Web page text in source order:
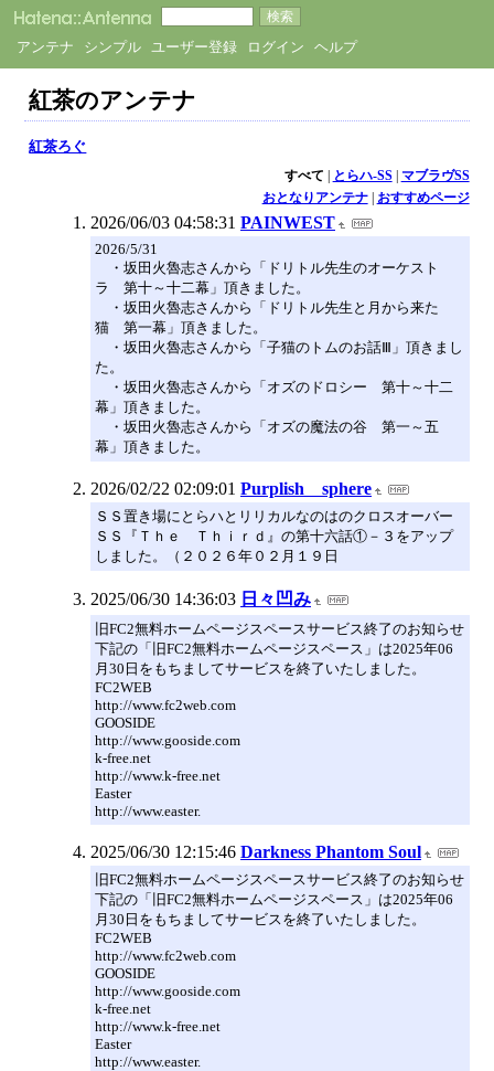
アンテナ シンプル ユーザー登録 ログイン ヘルプ
紅茶のアンテナ
紅茶ろぐ
すべて | とらハ-SS| マブラヴSS
おとなりアンテナ| おすすめページ
2026/06/03 04:58:31 PAINWEST
2026/5/31
・坂田火魯志さんから「ドリトル先生のオーケスト
ラ 第十～十二幕」頂きました。
・坂田火魯志さんから「ドリトル先生と月から来た
猫 第一幕」頂きました。
・坂田火魯志さんから「子猫のトムのお話Ⅲ」頂きまし
た。
・坂田火魯志さんから「オズのドロシー 第十～十二
幕」頂きました。
・坂田火魯志さんから「オズの魔法の谷 第一～五
幕」頂きました。
2026/02/22 02:09:01 Purplish sphere
ＳＳ置き場にとらハとリリカルなのはのクロスオーバー
ＳＳ『Ｔｈｅ Ｔｈｉｒｄ』の第十六話①－３をアップ
しました。（２０２６年０２月１９日
2025/06/30 14:36:03 日々凹み
旧FC2無料ホームページスペースサービス終了のお知らせ
下記の「旧FC2無料ホームページスペース」は2025年06
月30日をもちましてサービスを終了いたしました。
FC2WEB
http://www.fc2web.com
GOOSIDE
http://www.gooside.com
k-free.net
http://www.k-free.net
Easter
http://www.easter.
2025/06/30 12:15:46 Darkness Phantom Soul
旧FC2無料ホームページスペースサービス終了のお知らせ
下記の「旧FC2無料ホームページスペース」は2025年06
月30日をもちましてサービスを終了いたしました。
FC2WEB
http://www.fc2web.com
GOOSIDE
http://www.gooside.com
k-free.net
http://www.k-free.net
Easter
http://www.easter.